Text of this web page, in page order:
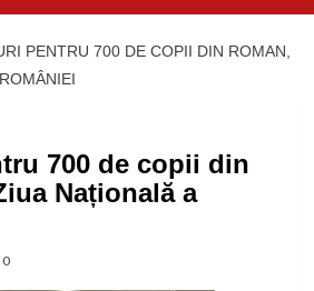
PENTRU 700 DE COPII DIN ROMAN,
700 de copii din
Națională a
0